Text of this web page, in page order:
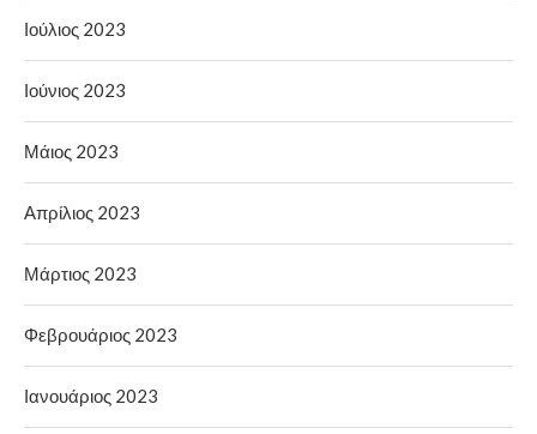
Ιούλιος 2023
Ιούνιος 2023
Μάιος 2023
Απρίλιος 2023
Μάρτιος 2023
Φεβρουάριος 2023
Ιανουάριος 2023